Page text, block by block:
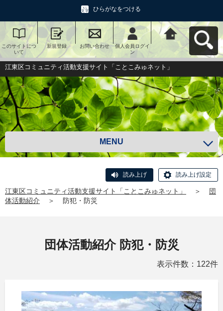
ひらがなをつける
このサイトにつ
いて
新規登録 お問い合わせ
個人会員ログイ
ン
江東区コミュニ
ティ活動支援サ
イト「ことこみ
ゅネット」へ戻
る
江東区コミュニティ活動支援サイト「ことこみゅネット」
MENU
読み上げ 読み上げ設定
江東区コミュニティ活動支援サイト「ことこみゅネット」 ＞
団
体活動紹介
＞ 防犯・防災
団体活動紹介 防犯・防災
表示件数：122件